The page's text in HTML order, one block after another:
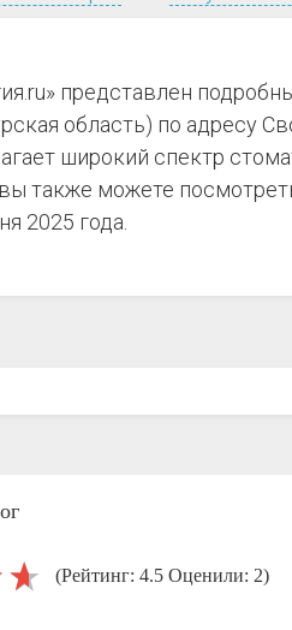
представлен
область) по адресу
широкий спектр
также можете
2025 года.
(Рейтинг: 4.5 Оценили: 2)